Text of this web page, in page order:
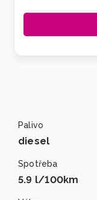
Palivo
diesel
Spotřeba
5.9 l/100km